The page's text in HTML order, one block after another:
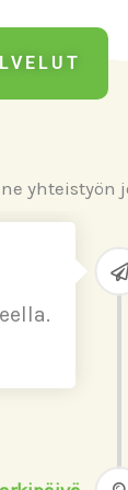
yhteistyön